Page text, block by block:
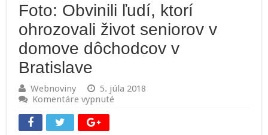
Foto: Obvinili ľudí, ktorí
ohrozovali život seniorov v
domove dôchodcov v
Bratislave
Webnoviny
5. júla 2018
Komentáre vypnuté